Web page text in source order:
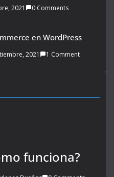
2021 0 Comments
en WordPress
2021 1 Comment
funciona?